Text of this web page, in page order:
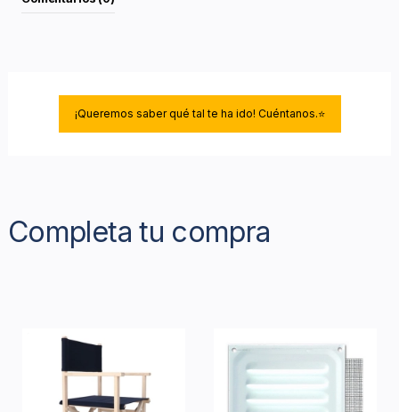
¡Queremos saber qué tal te ha ido! Cuéntanos.⭐
Completa tu compra